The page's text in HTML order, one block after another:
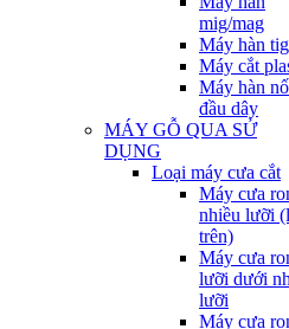
mig/mag
Máy hàn tig
Máy cắt
Máy hàn
đầu dây
MÁY GỖ QUA SỬ
DỤNG
Loại máy cưa cắt
Máy cưa
nhiều lưỡi
trên)
Máy cưa
lưỡi dưới
lưỡi
Máy cưa